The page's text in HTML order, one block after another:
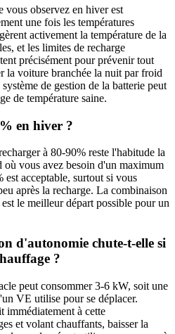
vous observez en hiver est
une fois les températures
activement la température de la
et les limites de recharge
précisément pour prévenir tout
la voiture branchée la nuit par froid
de gestion de la batterie peut
de température saine.
en hiver ?
à 80-90% reste l'habitude la
vous avez besoin d'un maximum
est acceptable, surtout si vous
après la recharge. La combinaison
le meilleur départ possible pour un
d'autonomie chute-t-elle si
?
peut consommer 3-6 kW, soit une
VE utilise pour se déplacer.
immédiatement à cette
et volant chauffants, baisser la